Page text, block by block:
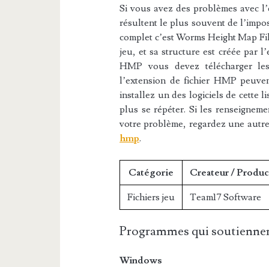
Si vous avez des problèmes avec
résultent le plus souvent de
complet c’est Worms Height Map
jeu, et sa structure est créée par
HMP vous devez télécharger
l’extension de fichier HMP
installez un des logiciels de cette
plus se répéter. Si les
votre problème, regardez une
hmp.
Catégorie Createur /
Fichiers jeu Team17 Software
Programmes qui
Windows